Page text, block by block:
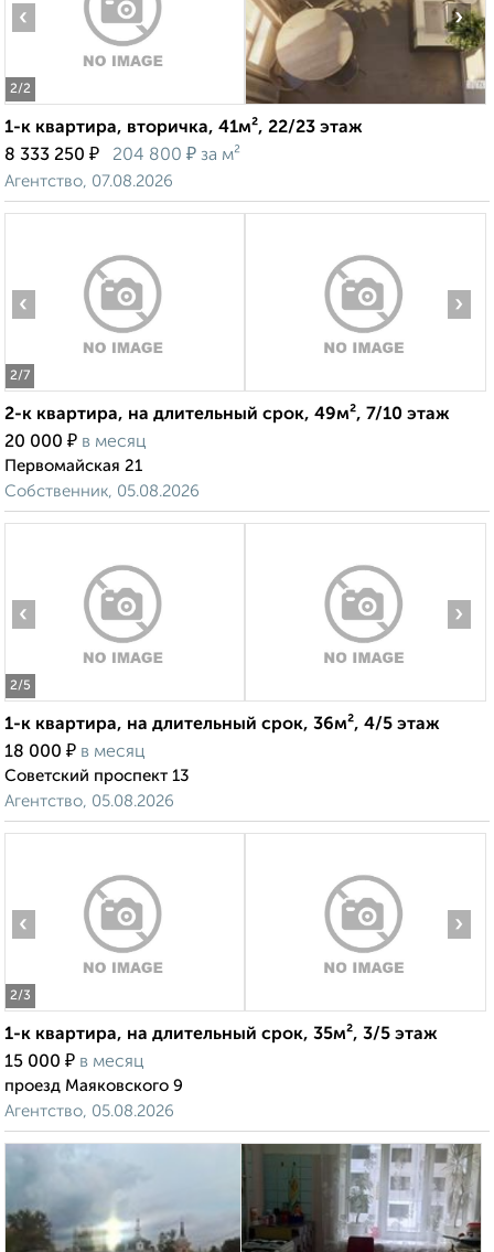
2/2
‹ ›
1-к квартира, вторичка, 41м², 22/23 этаж
8 333 250 ₽ 204 800 ₽ за м²
Агентство, 07.08.2026
2/7
‹ ›
2-к квартира, на длительный срок, 49м², 7/10 этаж
20 000 ₽ в месяц
Первомайская 21
Собственник, 05.08.2026
2/5
‹ ›
1-к квартира, на длительный срок, 36м², 4/5 этаж
18 000 ₽ в месяц
Советский проспект 13
Агентство, 05.08.2026
2/3
‹ ›
1-к квартира, на длительный срок, 35м², 3/5 этаж
15 000 ₽ в месяц
проезд Маяковского 9
Агентство, 05.08.2026